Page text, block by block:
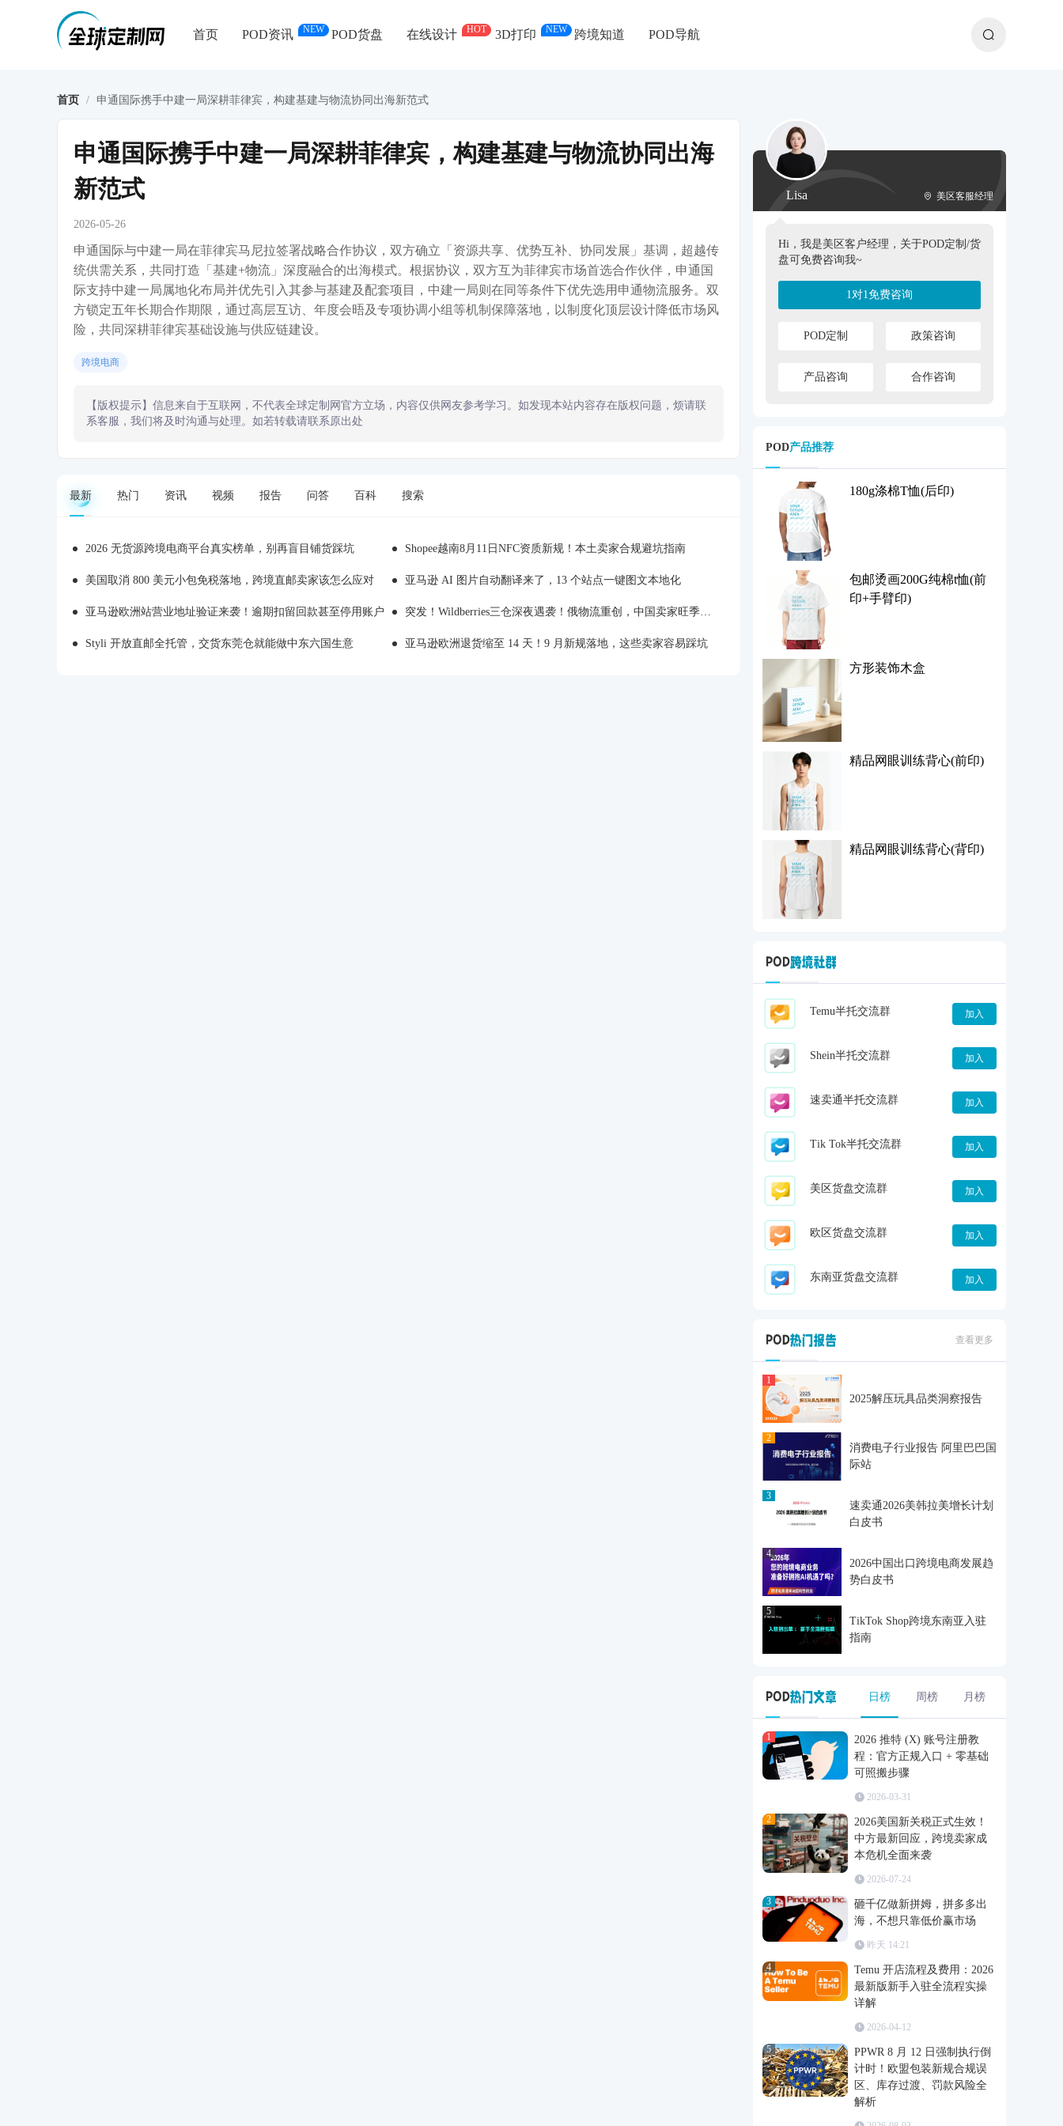
首页 POD资讯 NEW POD货盘 在线设计 HOT 3D打印 NEW 跨境知道 POD导航
首页 / 申通国际携手中建一局深耕菲律宾，构建基建与物流协同出海新范式
申通国际携手中建一局深耕菲律宾，构建基建与物流协同出海
新范式
2026-05-26
申通国际与中建一局在菲律宾马尼拉签署战略合作协议，双方确立「资源共享、优势互补、协同发展」基调，超越传
统供需关系，共同打造「基建+物流」深度融合的出海模式。根据协议，双方互为菲律宾市场首选合作伙伴，申通国
际支持中建一局属地化布局并优先引入其参与基建及配套项目，中建一局则在同等条件下优先选用申通物流服务。双
方锁定五年长期合作期限，通过高层互访、年度会晤及专项协调小组等机制保障落地，以制度化顶层设计降低市场风
险，共同深耕菲律宾基础设施与供应链建设。
跨境电商
【版权提示】信息来自于互联网，不代表全球定制网官方立场，内容仅供网友参考学习。如发现本站内容存在版权问题，烦请联
系客服，我们将及时沟通与处理。如若转载请联系原出处
最新 热门 资讯 视频 报告 问答 百科 搜索
2026 无货源跨境电商平台真实榜单，别再盲目铺货踩坑 Shopee越南8月11日NFC资质新规！本土卖家合规避坑指南
美国取消 800 美元小包免税落地，跨境直邮卖家该怎么应对 亚马逊 AI 图片自动翻译来了，13 个站点一键图文本地化
亚马逊欧洲站营业地址验证来袭！逾期扣留回款甚至停用账户 突发！Wildberries三仓深夜遇袭！俄物流重创，中国卖家旺季备货踩雷
Styli 开放直邮全托管，交货东莞仓就能做中东六国生意 亚马逊欧洲退货缩至 14 天！9 月新规落地，这些卖家容易踩坑
Lisa 美区客服经理
Hi，我是美区客户经理，关于POD定制/货
盘可免费咨询我~
1对1免费咨询
POD定制 政策咨询
产品咨询 合作咨询
POD产品推荐
180g涤棉T恤(后印)
包邮烫画200G纯棉t恤(前
印+手臂印)
方形装饰木盒
精品网眼训练背心(前印)
精品网眼训练背心(背印)
Temu半托交流群 加入
Shein半托交流群 加入
速卖通半托交流群 加入
Tik Tok半托交流群 加入
美区货盘交流群 加入
欧区货盘交流群 加入
东南亚货盘交流群 加入
查看更多
1
2025解压玩具品类洞察报告
2
消费电子行业报告 阿里巴巴国
际站
3
速卖通2026美韩拉美增长计划
白皮书
4
2026中国出口跨境电商发展趋
势白皮书
5
TikTok Shop跨境东南亚入驻
指南
日榜 周榜 月榜
1
2026 推特 (X) 账号注册教
程：官方正规入口 + 零基础
可照搬步骤
2026-03-31
2
2026美国新关税正式生效！
中方最新回应，跨境卖家成
本危机全面来袭
2026-07-24
3
砸千亿做新拼姆，拼多多出
海，不想只靠低价赢市场
昨天 14:21
4
Temu 开店流程及费用：2026
最新版新手入驻全流程实操
详解
2026-04-12
5
PPWR 8 月 12 日强制执行倒
计时！欧盟包装新规合规误
区、库存过渡、罚款风险全
解析